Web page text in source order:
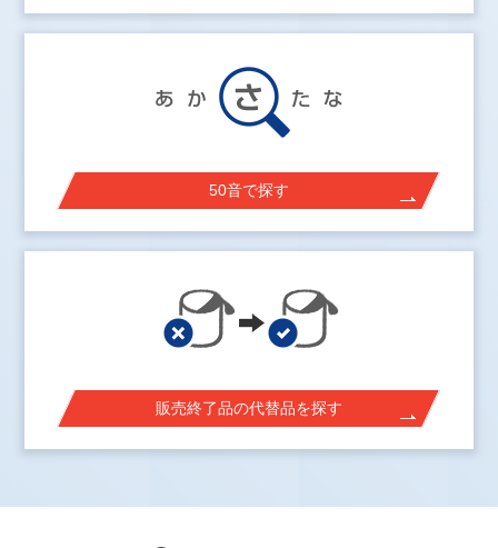
50音で探す
販売終了品の代替品を探す